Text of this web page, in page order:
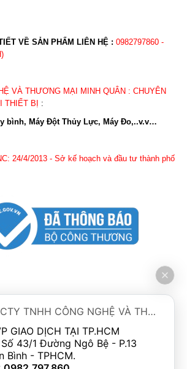
VỀ SẢN PHẨM LIÊN HỆ : 0982797860 -
VÀ THƯƠNG MẠI MINH QUÂN : CHUYÊN
THIẾT BỊ
:
bình, Máy Đột Thủy Lực, Máy Đo,..v.v…
24/4/2013 - Sở kế hoạch và đầu tư thành phố
CTY TNHH CÔNG NGHỆ VÀ THƯƠNG MẠI MINH QUÂN
GIAO DỊCH TẠI TP.HCM
43/1 Đường Ngô Bệ - P.13
Bình - TPHCM.